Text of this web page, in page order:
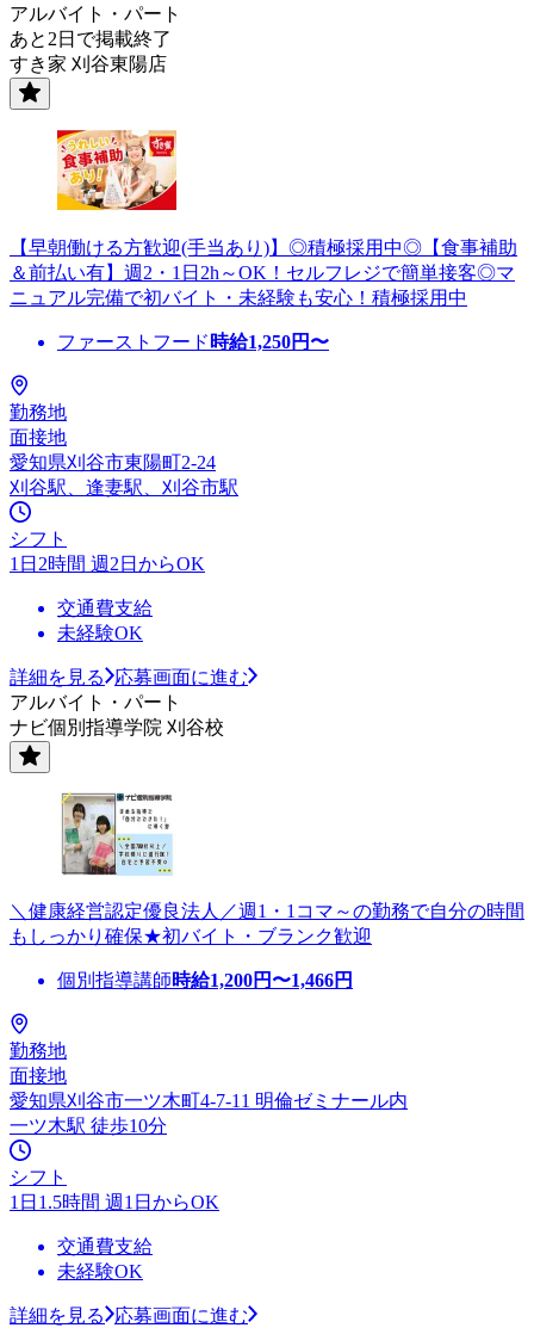
アルバイト・パート
あと2日で掲載終了
すき家 刈谷東陽店
【早朝働ける方歓迎(手当あり)】◎積極採用中◎【食事補助
＆前払い有】週2・1日2h～OK！セルフレジで簡単接客◎マ
ニュアル完備で初バイト・未経験も安心！積極採用中
ファーストフード 時給1,250円〜
勤務地
面接地
愛知県刈谷市東陽町2-24
刈谷駅、逢妻駅、刈谷市駅
シフト
1日2時間 週2日からOK
交通費支給
未経験OK
詳細を見る
応募画面に進む
アルバイト・パート
ナビ個別指導学院 刈谷校
＼健康経営認定優良法人／週1・1コマ～の勤務で自分の時間
もしっかり確保★初バイト・ブランク歓迎
個別指導講師時給1,200円〜1,466円
勤務地
面接地
愛知県刈谷市一ツ木町4-7-11 明倫ゼミナール内
一ツ木駅 徒歩10分
シフト
1日1.5時間 週1日からOK
交通費支給
未経験OK
詳細を見る
応募画面に進む